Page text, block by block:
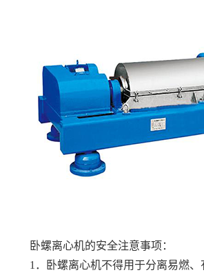
卧螺离心机的安全注意事项：
1．卧螺离心机不得用于分离易燃